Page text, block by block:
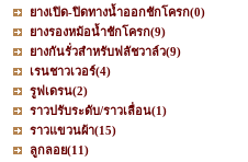
ยางเปิด-ปิดทางน้ำออกชักโครก(0)
ยางรองหม้อน้ำชักโครก(9)
ยางกันรั่วสำหรับฟลัชวาล์ว(9)
เรนชาวเวอร์(4)
รูฟเดรน(2)
ราวปรับระดับ/ราวเลื่อน(1)
ราวแขวนผ้า(15)
ลูกลอย(11)